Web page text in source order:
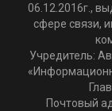
06.12.2016г.,
сфере связи,
Учредитель:
Почтовый